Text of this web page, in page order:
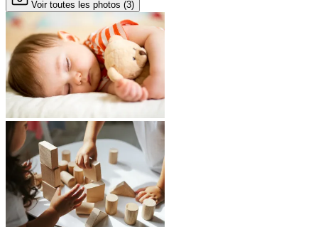
Voir toutes les photos (3)